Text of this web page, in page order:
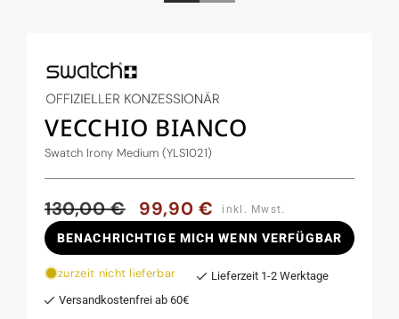
VECCHIO BIANCO
Swatch Irony Medium (YLS1021)
Normaler
Preis
130,00 € Verkaufspreis
99,90 € inkl. Mwst.
BENACHRICHTIGE MICH WENN VERFÜGBAR
zurzeit nicht lieferbar
Lieferzeit 1-2 Werktage
Versandkostenfrei ab 60€